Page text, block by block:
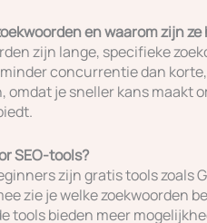
en waarom zijn
zijn lange, specifieke
concurrentie dan
omdat je sneller kans maakt
SEO-tools?
zijn gratis tools zoals
zie je welke zoekwoorden
tools bieden meer